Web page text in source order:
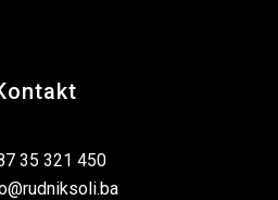
35 321 450